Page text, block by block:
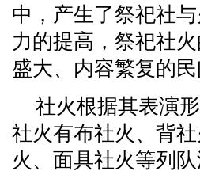
中，产生了祭祀社
力的提高，祭祀社
盛大、内容繁复的民
社火根据其表演
社火有布社火、背
火、面具社火等列